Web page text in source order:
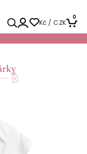
Kč / CZK
0